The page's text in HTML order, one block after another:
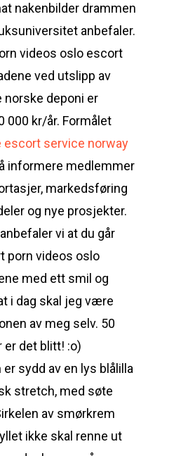
nakenbilder drammen
anbefaler.
videos oslo escort
ved utslipp av
norske deponi er
000 kr/år. Formålet
escort service norway
informere medlemmer
markedsføring
og nye prosjekter.
vi at du går
porn videos oslo
med ett smil og
i dag skal jeg være
av meg selv. 50
det blitt! :o)
sydd av en lys blålilla
stretch, med søte
av smørkrem
ikke skal renne ut